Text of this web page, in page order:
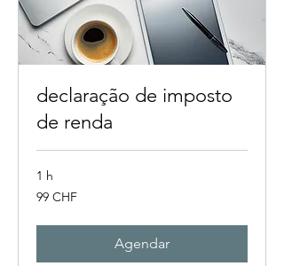
declaração de imposto
de renda
1 h
99
francos
99 CHF
Agendar